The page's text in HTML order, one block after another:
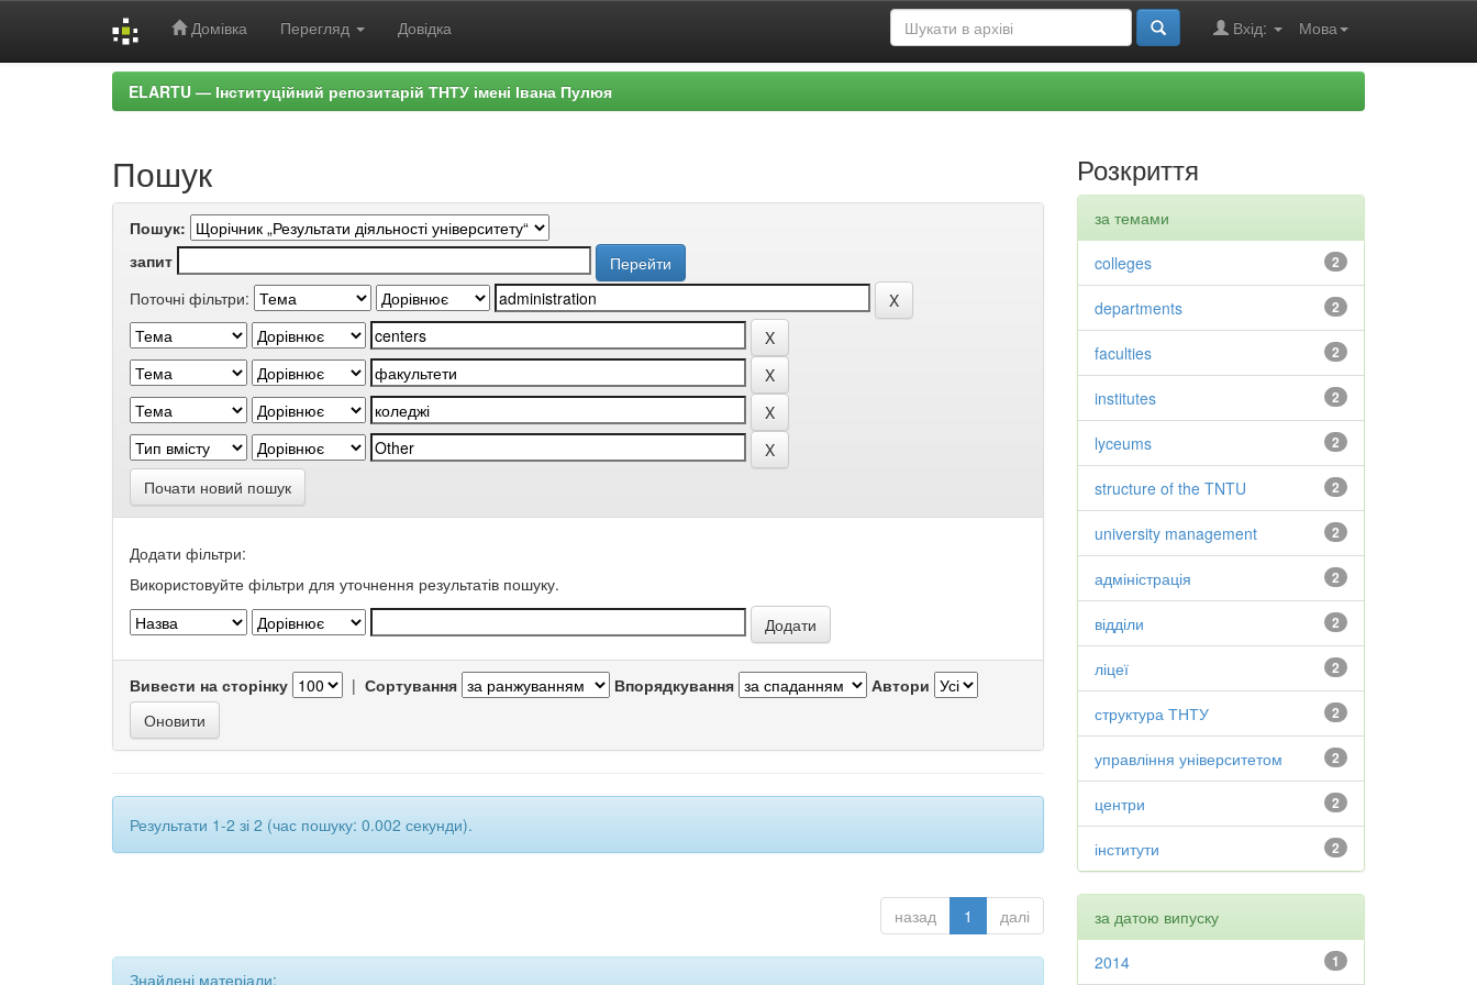
Домівка Перегляд Довідка Мова
Вхід:
ELARTU — Інституційний репозитарій ТНТУ імені Івана Пулюя
Пошук
Пошук:
запит
Поточні фільтри:
Почати новий пошук
Додати фільтри:
Використовуйте фільтри для уточнення результатів пошуку.
Вивести на сторінку | Сортування Впорядкування Автори
Результати 1-2 зі 2 (час пошуку: 0.002 секунди).
назад 1 далі
Знайдені матеріали:
Розкриття
за темами
2
colleges
2
departments
2
faculties
2
institutes
2
lyceums
2
structure of the TNTU
2
university management
2
адміністрація
2
відділи
2
ліцеї
2
структура ТНТУ
2
управління університетом
2
центри
2
інститути
за датою випуску
1
2014